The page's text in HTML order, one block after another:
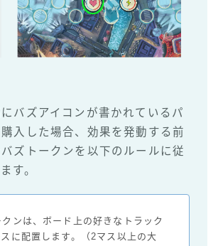
バズアイコンが書かれているパ
入した場合、効果を発動する前
ズトークンを以下のルールに従
す。
クンは、ボード上の好きなトラック
スに配置します。（2マス以上の大